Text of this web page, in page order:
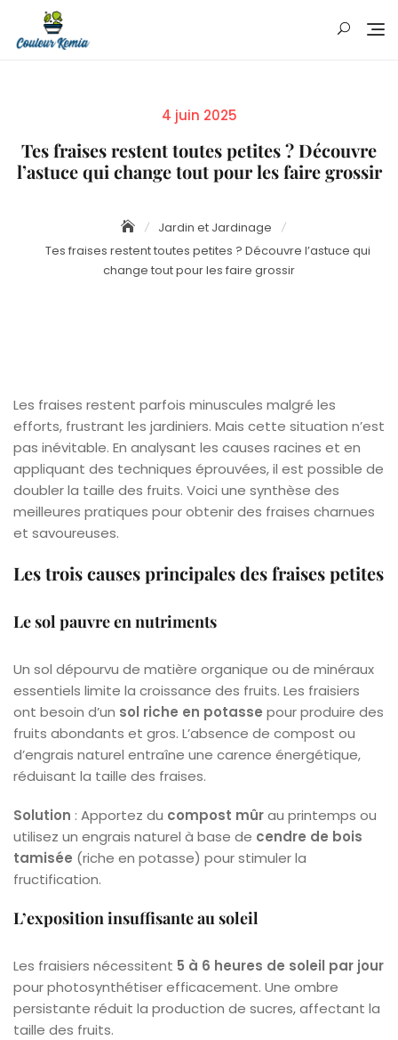
content
Posted
4 juin 2025
Tes fraises restent toutes petites ? Découvre
l’astuce qui change tout pour les faire grossir
Jardin et Jardinage
Tes fraises restent toutes petites ? Découvre l’astuce qui
change tout pour les faire grossir
Les fraises restent parfois minuscules malgré les
efforts, frustrant les jardiniers. Mais cette situation n’est
pas inévitable. En analysant les causes racines et en
appliquant des techniques éprouvées, il est possible de
doubler la taille des fruits. Voici une synthèse des
meilleures pratiques pour obtenir des fraises charnues
et savoureuses.
Les trois causes principales des fraises petites
Le sol pauvre en nutriments
Un sol dépourvu de matière organique ou de minéraux
essentiels limite la croissance des fruits. Les fraisiers
ont besoin d’un sol riche en potasse pour produire des
fruits abondants et gros. L’absence de compost ou
d’engrais naturel entraîne une carence énergétique,
réduisant la taille des fraises.
Solution : Apportez du compost mûrau printemps ou
utilisez un engrais naturel à base de cendre de bois
tamisée (riche en potasse) pour stimuler la
fructification.
L’exposition insuffisante au soleil
Les fraisiers nécessitent 5 à 6 heures de soleil par jour
pour photosynthétiser efficacement. Une ombre
persistante réduit la production de sucres, affectant la
taille des fruits.